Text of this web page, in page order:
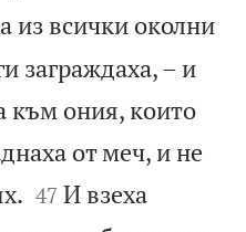
из всички околни
заграждаха, – и
към ония, които
от меч, и не


47 И взеха